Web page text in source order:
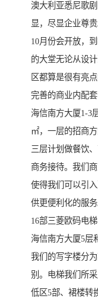
澳大利亚悉尼歌
显，尽显企业尊
10月份会开放，
的大堂无论从设
区都算是很有亮点
完善的商业内配套
海信南方大厦1-3
㎡，一层的招商
三层计划做餐饮
商务接待。我们
使得我们可以引
供更便利化的服务
16部三菱欧码电梯
海信南方大厦5层
我们的写字楼分
别。电梯我们所
低区5部、裙楼转